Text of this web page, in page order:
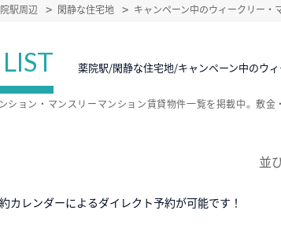
駅周辺 閑静な住宅地 キャンペーン中のウィークリー・
薬院駅/閑静な住宅地/キャンペーン中のウ
並
カレンダーによるダイレクト予約が可能です！
ョン・マンスリーマンション賃貸物件一覧を掲載中。敷